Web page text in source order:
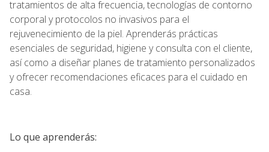
tratamientos de alta frecuencia, tecnologías de contorno
corporal y protocolos no invasivos para el
rejuvenecimiento de la piel. Aprenderás prácticas
esenciales de seguridad, higiene y consulta con el cliente,
así como a diseñar planes de tratamiento personalizados
y ofrecer recomendaciones eficaces para el cuidado en
casa.
Lo que aprenderás: